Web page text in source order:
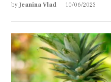
by Jeanina Vlad 10/06/2023